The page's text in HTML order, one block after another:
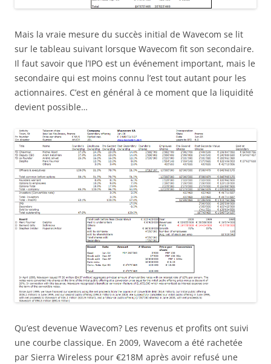
Mais la vraie mesure du succès initial de Wavecom se lit
sur le tableau suivant lorsque Wavecom fit son secondaire.
Il faut savoir que l’IPO est un événement important, mais le
secondaire qui est moins connu l’est tout autant pour les
actionnaires. C’est en général à ce moment que la liquidité
devient possible…
Qu’est devenue Wavecom? Les revenus et profits ont suivi
une courbe classique. En 2009, Wavecom a été rachetée
par Sierra Wireless pour €218M après avoir refusé une